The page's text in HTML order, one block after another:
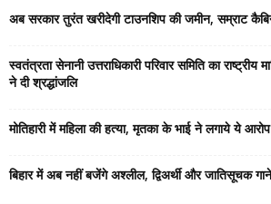
अब सरकार तुरंत खरीदेगी टाउनशिप की जमीन, सम्राट
स्वतंत्रता सेनानी उत्तराधिकारी परिवार समिति का
ने दी श्रद्धांजलि
मोतिहारी में महिला की हत्या, मृतका के भाई ने लगाये ये आरोप
बिहार में अब नहीं बजेंगे अश्लील, द्विअर्थी और जातिसूचक